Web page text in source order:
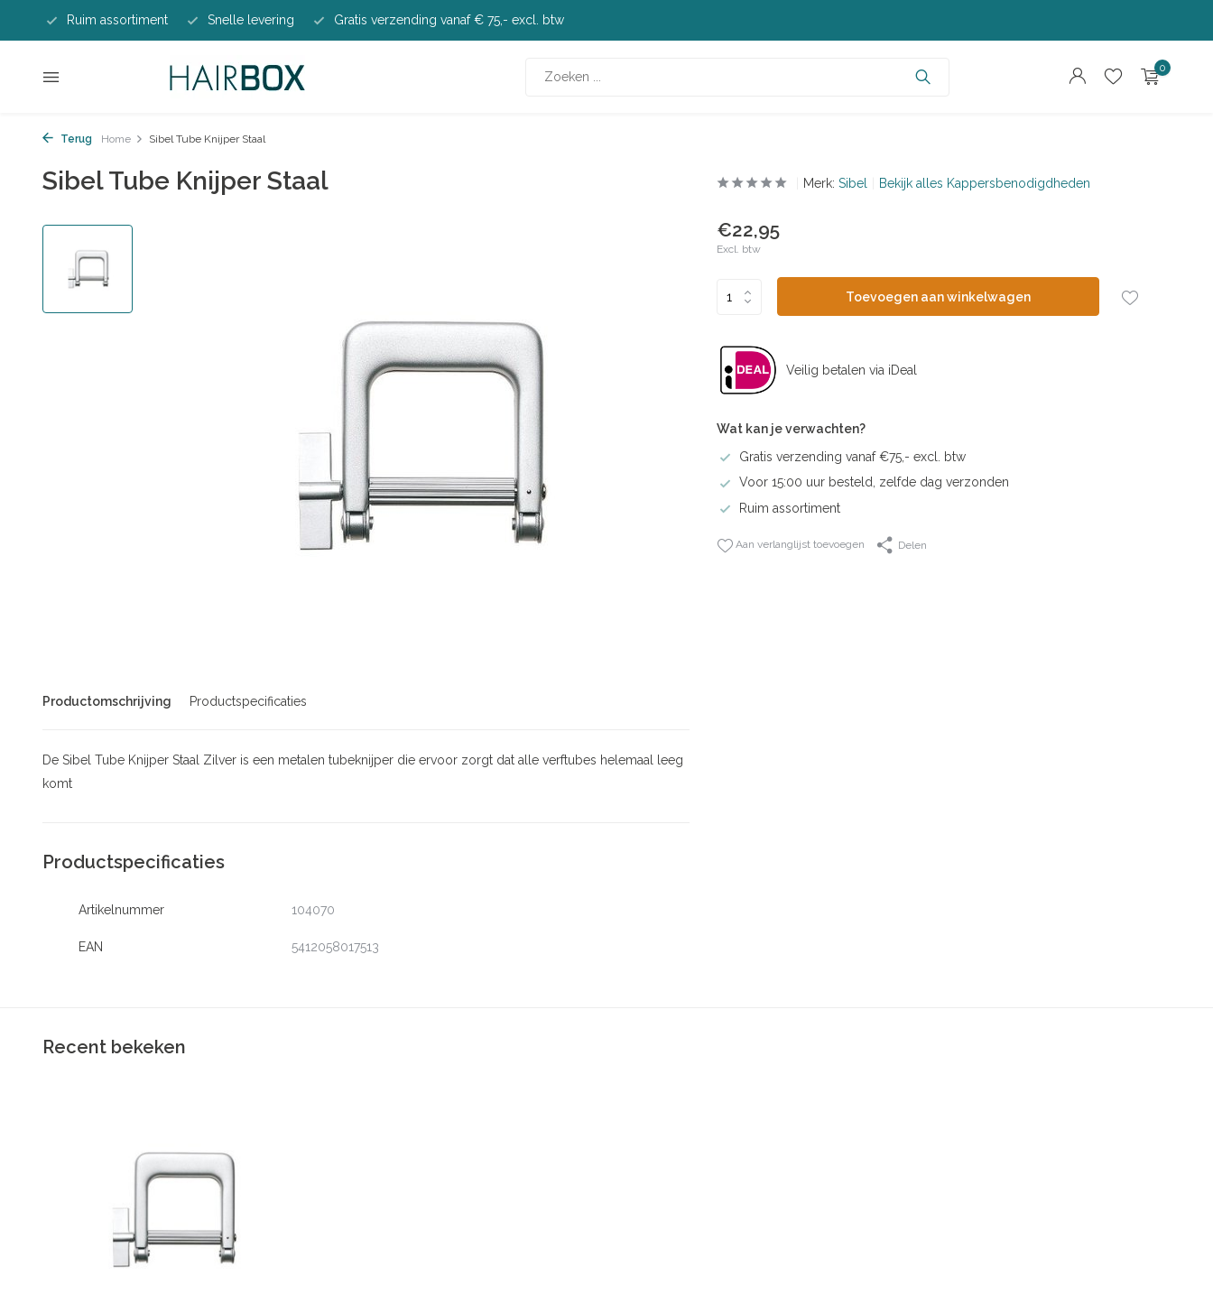
Ruim assortiment Snelle levering Gratis verzending vanaf € 75,- excl. btw
0
Terug Home Sibel Tube Knijper Staal
Sibel Tube Knijper Staal
Productomschrijving Productspecificaties
De Sibel Tube Knijper Staal Zilver is een metalen tubeknijper die ervoor zorgt dat alle verftubes helemaal leeg
komt
Productspecificaties
Artikelnummer 104070
EAN 5412058017513
Merk: Sibel Bekijk alles Kappersbenodigdheden
€22,95
Excl. btw
Toevoegen aan winkelwagen
Veilig betalen via iDeal
Wat kan je verwachten?
Gratis verzending vanaf €75,- excl. btw
Voor 15:00 uur besteld, zelfde dag verzonden
Ruim assortiment
Aan verlanglijst toevoegen Delen
Recent bekeken